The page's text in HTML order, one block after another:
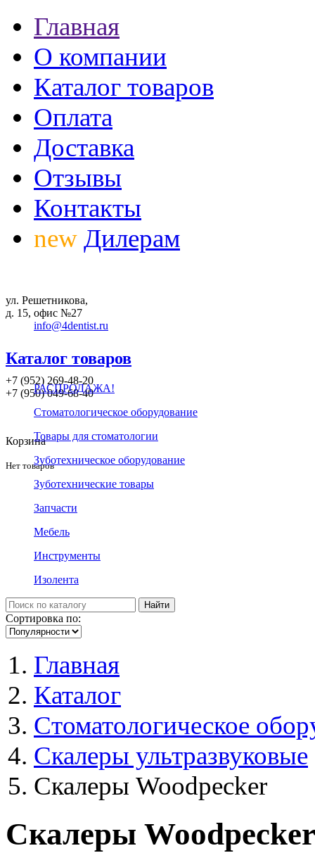
Главная
О компании
Каталог товаров
Оплата
Доставка
Отзывы
Контакты
new Дилерам
ул. Решетникова,
д. 15, офис №27
info@4dentist.ru
+7 (952) 269-48-20
‪+7 (950) 049-68-40
Корзина
Нет товаров
Каталог товаров
РАСПРОДАЖА!
Стоматологическое оборудование
Товары для стоматологии
Зуботехническое оборудование
Зуботехнические товары
Запчасти
Мебель
Инструменты
Изолента
Сортировка по:
Главная
Каталог
Стоматологическое
Скалеры ультразвуковые
Скалеры Woodpecker
Скалеры Woodpecker